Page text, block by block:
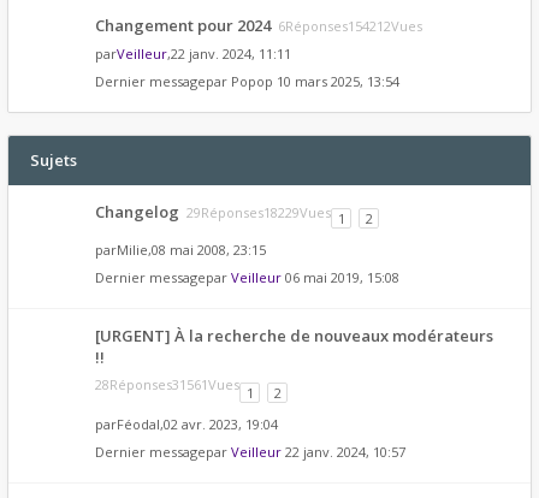
Changement pour 2024 6Réponses154212Vues
parVeilleur,22 janv. 2024, 11:11
Dernier messagepar Popop 10 mars 2025, 13:54
Sujets
Changelog 29Réponses18229Vues 1
2
parMilie,08 mai 2008, 23:15
Dernier messagepar Veilleur 06 mai 2019, 15:08
[URGENT] À la recherche de nouveaux modérateurs
!!
28Réponses31561Vues 1
2
parFéodal,02 avr. 2023, 19:04
Dernier messagepar Veilleur 22 janv. 2024, 10:57